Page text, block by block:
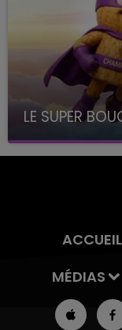
LE SUPER
avec La Famille
ACCUEIL
MÉDIAS